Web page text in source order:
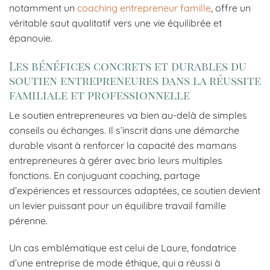
notamment un coaching entrepreneur famille, offre un
véritable saut qualitatif vers une vie équilibrée et
épanouie.
Les bénéfices concrets et durables du
soutien entrepreneures dans la réussite
familiale et professionnelle
Le soutien entrepreneures va bien au-delà de simples
conseils ou échanges. Il s’inscrit dans une démarche
durable visant à renforcer la capacité des mamans
entrepreneures à gérer avec brio leurs multiples
fonctions. En conjuguant coaching, partage
d’expériences et ressources adaptées, ce soutien devient
un levier puissant pour un équilibre travail famille
pérenne.
Un cas emblématique est celui de Laure, fondatrice
d’une entreprise de mode éthique, qui a réussi à